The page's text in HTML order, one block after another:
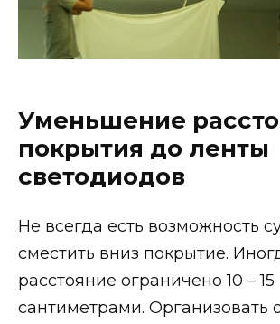
Уменьшение
покрытия до ленты
светодиодов
Не всегда есть возможность
сместить вниз покрытие.
расстояние ограничено 10 – 15
сантиметрами. Организовать